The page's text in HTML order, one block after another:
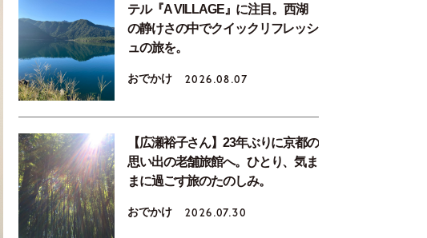
テル『A VILLAGE』に注目。西湖
の静けさの中でクイックリフレッシ
ュの旅を。
おでかけ 2026.08.07
【広瀬裕子さん】23年ぶりに京都の
思い出の老舗旅館へ。ひとり、気ま
まに過ごす旅のたのしみ。
おでかけ 2026.07.30